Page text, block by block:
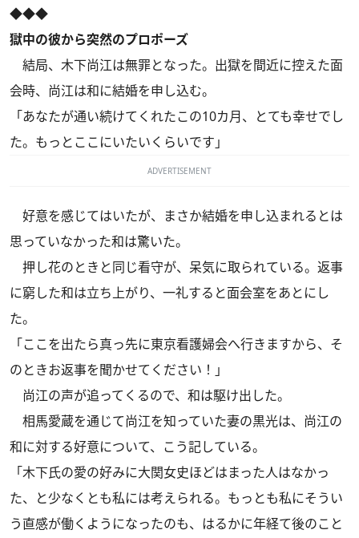
◆◆◆
獄中の彼から突然のプロポーズ
結局、木下尚江は無罪となった。出獄を間近に控えた面
会時、尚江は和に結婚を申し込む。
「あなたが通い続けてくれたこの10カ月、とても幸せでし
た。もっとここにいたいくらいです」
ADVERTISEMENT
好意を感じてはいたが、まさか結婚を申し込まれるとは
思っていなかった和は驚いた。
押し花のときと同じ看守が、呆気に取られている。返事
に窮した和は立ち上がり、一礼すると面会室をあとにし
た。
「ここを出たら真っ先に東京看護婦会へ行きますから、そ
のときお返事を聞かせてください！」
尚江の声が追ってくるので、和は駆け出した。
相馬愛蔵を通じて尚江を知っていた妻の黒光は、尚江の
和に対する好意について、こう記している。
「木下氏の愛の好みに大関女史ほどはまった人はなかっ
た、と少なくとも私には考えられる。もっとも私にそうい
う直感が働くようになったのも、はるかに年経て後のこと